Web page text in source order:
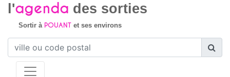
l'agenda des sorties
Sortir à POUANTet ses environs